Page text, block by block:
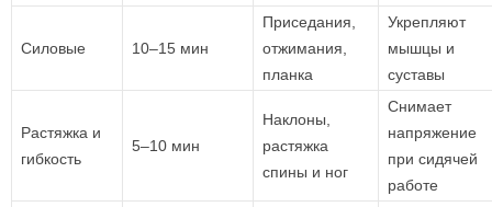
Силовые 10–15 мин
Приседания,
отжимания,
планка
Укрепляют
мышцы и
суставы
Растяжка и
гибкость
5–10 мин
Наклоны,
растяжка
спины и ног
Снимает
напряжение
при сидячей
работе